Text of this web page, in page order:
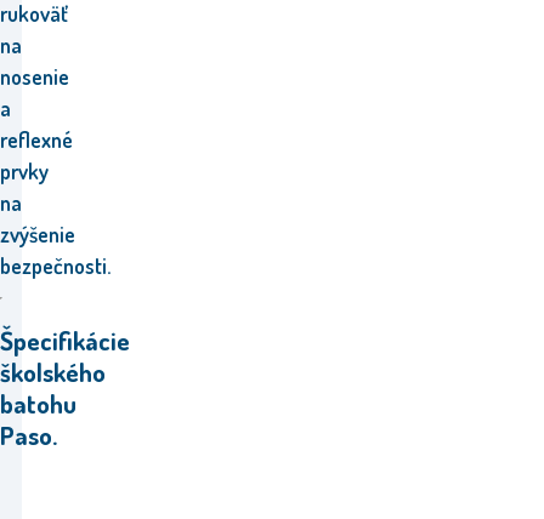
rukoväť
na
nosenie
a
reflexné
prvky
na
zvýšenie
bezpečnosti.
Špecifikácie
školského
batohu
Paso.